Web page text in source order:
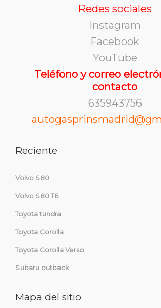
Redes sociales
Instagram
Facebook
YouTube
Teléfono y correo
contacto
635943756
Reciente
Volvo S80
Volvo S80 T6
Toyota tundra
Toyota Corolla
Toyota Corolla Verso
Subaru outback
Mapa del sitio